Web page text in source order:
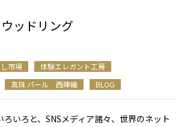
ッドリング
市場
体験エレガント工房
真珠 パール 西陣織 BLOG
ろいろと、SNSメディア諸々、世界のネット